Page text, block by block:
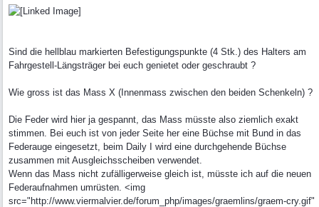
Sind die hellblau markierten Befestigungspunkte (4 Stk.) des Halters am
Fahrgestell-Längsträger bei euch genietet oder geschraubt ?
Wie gross ist das Mass X (Innenmass zwischen den beiden Schenkeln) ?
Die Feder wird hier ja gespannt, das Mass müsste also ziemlich exakt
stimmen. Bei euch ist von jeder Seite her eine Büchse mit Bund in das
Federauge eingesetzt, beim Daily I wird eine durchgehende Büchse
zusammen mit Ausgleichsscheiben verwendet.
Wenn das Mass nicht zufälligerweise gleich ist, müsste ich auf die neuen
Federaufnahmen umrüsten. <img
src="http://www.viermalvier.de/forum_php/images/graemlins/graem-cry.gif"